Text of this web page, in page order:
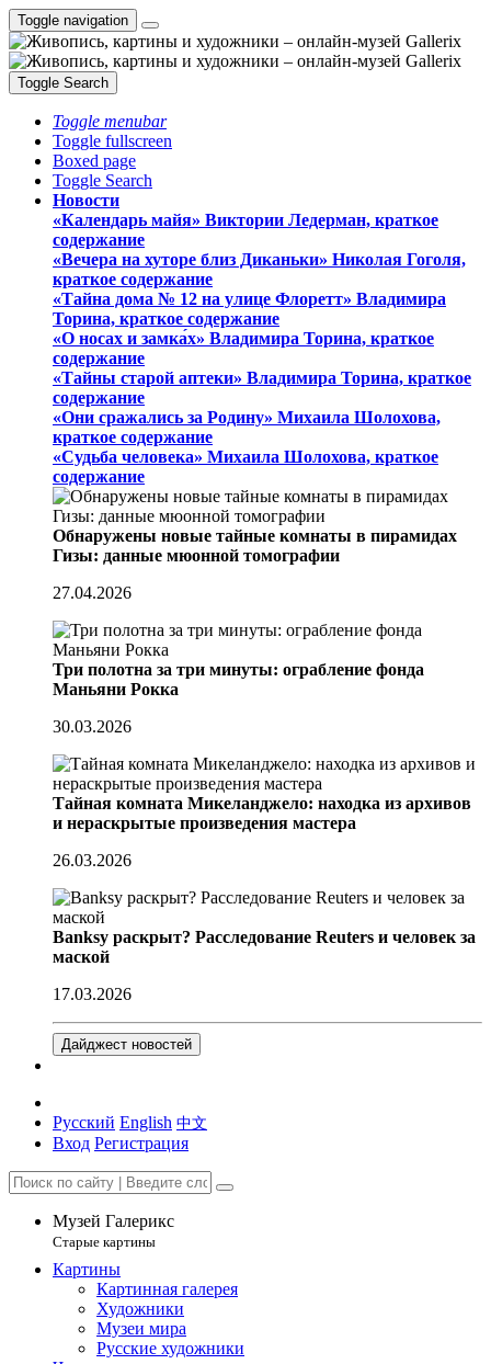
Toggle navigation
Toggle Search
Toggle menubar
Toggle fullscreen
Boxed page
Toggle Search
Новости
«Календарь майя» Виктории Ледерман, краткое
содержание
«Вечера на хуторе близ Диканьки» Николая Гоголя,
краткое содержание
«Тайна дома № 12 на улице Флоретт» Владимира
Торина, краткое содержание
«О носах и замка́х» Владимира Торина, краткое
содержание
«Тайны старой аптеки» Владимира Торина, краткое
содержание
«Они сражались за Родину» Михаила Шолохова,
краткое содержание
«Судьба человека» Михаила Шолохова, краткое
содержание
Обнаружены новые тайные комнаты в пирамидах
Гизы: данные мюонной томографии
27.04.2026
Три полотна за три минуты: ограбление фонда
Маньяни Рокка
30.03.2026
Тайная комната Микеланджело: находка из архивов
и нераскрытые произведения мастера
26.03.2026
Banksy раскрыт? Расследование Reuters и человек за
маской
17.03.2026
Дайджест новостей
Русский English 中文
Вход Регистрация
Музей Галерикс
Старые картины
Картины
Картинная галерея
Художники
Музеи мира
Русские художники